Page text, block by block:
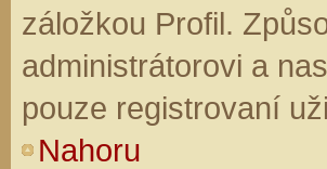
záložkou Profil.
administrátorovi a
pouze registrovaní
Nahoru